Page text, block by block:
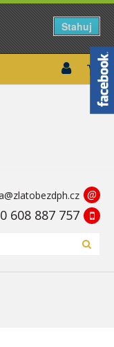
Stahuj
@
608 887 757